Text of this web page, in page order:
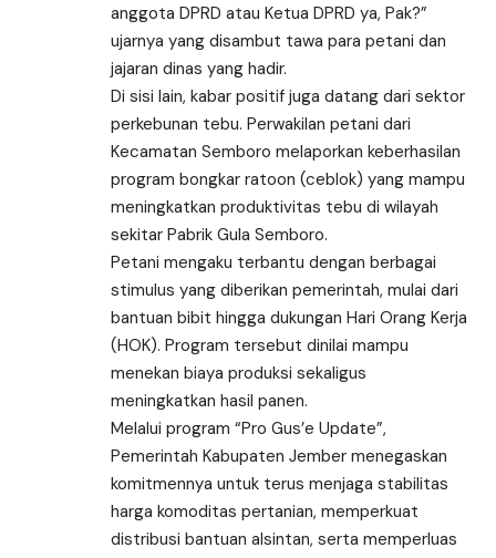
anggota DPRD atau Ketua DPRD ya, Pak?”
ujarnya yang disambut tawa para petani dan
jajaran dinas yang hadir.
Di sisi lain, kabar positif juga datang dari sektor
perkebunan tebu. Perwakilan petani dari
Kecamatan Semboro melaporkan keberhasilan
program bongkar ratoon (ceblok) yang mampu
meningkatkan produktivitas tebu di wilayah
sekitar Pabrik Gula Semboro.
Petani mengaku terbantu dengan berbagai
stimulus yang diberikan pemerintah, mulai dari
bantuan bibit hingga dukungan Hari Orang Kerja
(HOK). Program tersebut dinilai mampu
menekan biaya produksi sekaligus
meningkatkan hasil panen.
Melalui program “Pro Gus’e Update”,
Pemerintah Kabupaten Jember menegaskan
komitmennya untuk terus menjaga stabilitas
harga komoditas pertanian, memperkuat
distribusi bantuan alsintan, serta memperluas